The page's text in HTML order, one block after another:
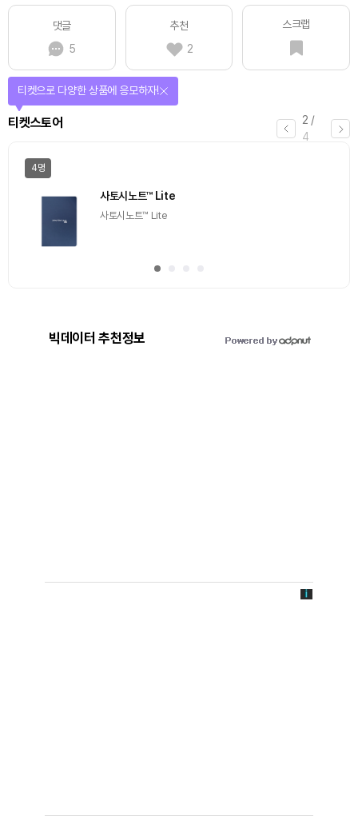
댓글
5
추천
2
스크랩
2 /
4
티켓스토어
티켓으로 다양한 상품에 응모하자!
4명
사토시노트™ Lite
사토시노트™ Lite
빅데이터 추천정보